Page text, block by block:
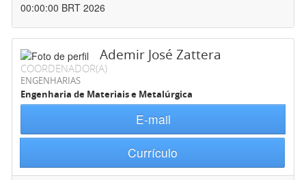
00:00:00 BRT 2026
Ademir José Zattera
COORDENADOR(A)
ENGENHARIAS
Engenharia de Materiais e Metalúrgica
E-mail
Currículo